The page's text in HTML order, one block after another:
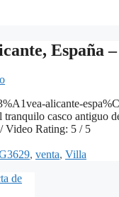
España
alicante-
casco
Video Rating: 5 / 5
, venta, Villa
de